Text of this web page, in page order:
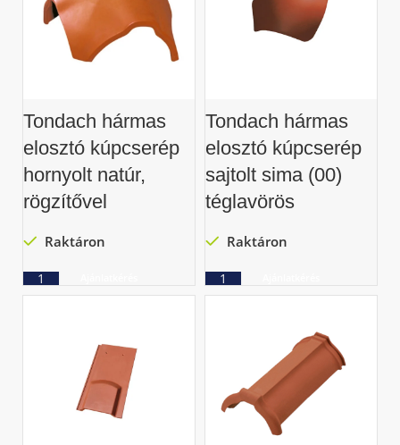
Tondach hármas
elosztó kúpcserép
hornyolt natúr,
rögzítővel
Raktáron
Tondach hármas
elosztó kúpcserép
sajtolt sima (00)
téglavörös
Raktáron